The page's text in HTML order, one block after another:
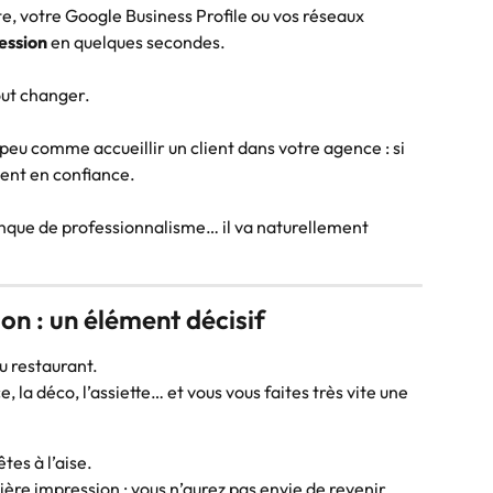
votre Google Business Profile ou vos réseaux
en quelques secondes.
changer.
comme accueillir un client dans votre agence : si
en confiance.
de professionnalisme… il va naturellement
: un élément décisif
restaurant.
la déco, l’assiette… et vous vous faites très vite une
à l’aise.